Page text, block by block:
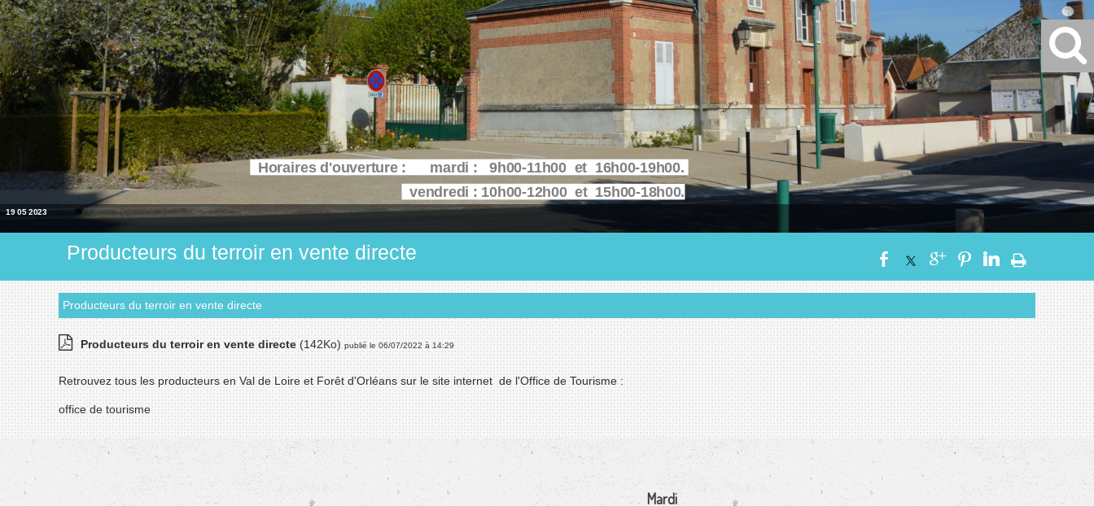
19 05 2023
Horaires d'ouverture : mardi : 9h00-11h00 et 16h00-19h00.
vendredi : 10h00-12h00 et 15h00-18h00.
Producteurs du terroir en vente directe
Producteurs du terroir en vente directe
Producteurs du terroir en vente directe (142Ko) publié le 06/07/2022 à 14:29
Retrouvez tous les producteurs en Val de Loire et Forêt d'Orléans sur le site internet de l'Office de Tourisme :
office de tourisme
Mardi